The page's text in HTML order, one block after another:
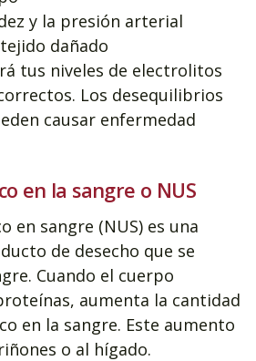
y la presión arterial
dañado
tus niveles de electrolitos
Los desequilibrios
causar enfermedad
en la sangre o NUS
en sangre (NUS) es una
de desecho que se
Cuando el cuerpo
aumenta la cantidad
en la sangre. Este aumento
o al hígado.